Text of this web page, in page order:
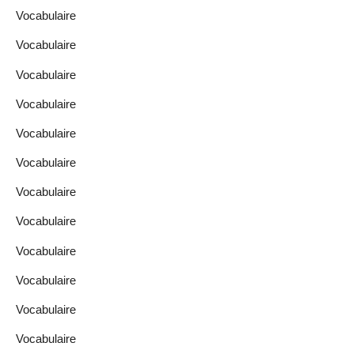
Vocabulaire
Vocabulaire
Vocabulaire
Vocabulaire
Vocabulaire
Vocabulaire
Vocabulaire
Vocabulaire
Vocabulaire
Vocabulaire
Vocabulaire
Vocabulaire